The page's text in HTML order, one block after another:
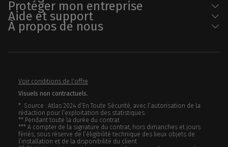
Protéger mon entreprise
Aide et support
À propos de nous
Voir conditions de l'offre
Visuels non contractuels.
* Source : Atlas 2024 d’En Toute Sécurité, avec l’autorisation de la
rédaction pour l’exploitation des statistiques.
** Pendant toute la durée du contrat
*** A compter de la signature du contrat, hors dimanches et jours
fériés, sous réserve de l’éligibilité technique des lieux objets de
l’installation et de la disponibilité du client